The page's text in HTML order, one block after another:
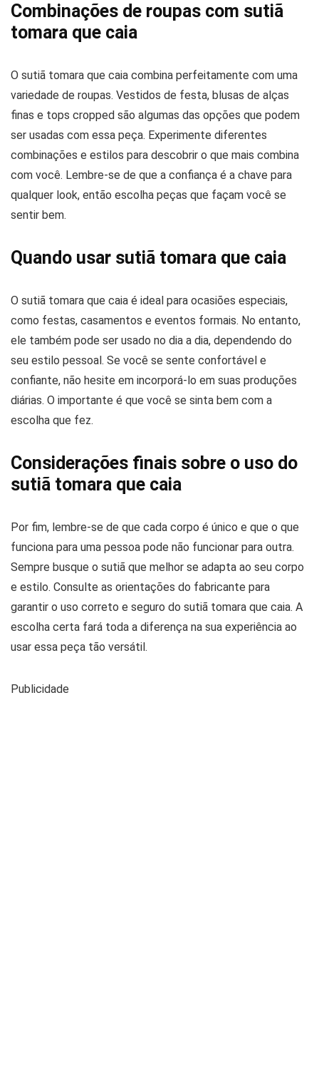
Combinações de roupas com sutiã
tomara que caia
O sutiã tomara que caia combina perfeitamente com uma
variedade de roupas. Vestidos de festa, blusas de alças
finas e tops cropped são algumas das opções que podem
ser usadas com essa peça. Experimente diferentes
combinações e estilos para descobrir o que mais combina
com você. Lembre-se de que a confiança é a chave para
qualquer look, então escolha peças que façam você se
sentir bem.
Quando usar sutiã tomara que caia
O sutiã tomara que caia é ideal para ocasiões especiais,
como festas, casamentos e eventos formais. No entanto,
ele também pode ser usado no dia a dia, dependendo do
seu estilo pessoal. Se você se sente confortável e
confiante, não hesite em incorporá-lo em suas produções
diárias. O importante é que você se sinta bem com a
escolha que fez.
Considerações finais sobre o uso do
sutiã tomara que caia
Por fim, lembre-se de que cada corpo é único e que o que
funciona para uma pessoa pode não funcionar para outra.
Sempre busque o sutiã que melhor se adapta ao seu corpo
e estilo. Consulte as orientações do fabricante para
garantir o uso correto e seguro do sutiã tomara que caia. A
escolha certa fará toda a diferença na sua experiência ao
usar essa peça tão versátil.
Publicidade